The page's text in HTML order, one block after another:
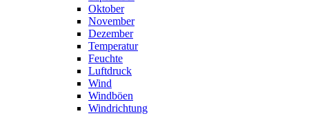
Oktober
November
Dezember
Temperatur
Feuchte
Luftdruck
Wind
Windböen
Windrichtung